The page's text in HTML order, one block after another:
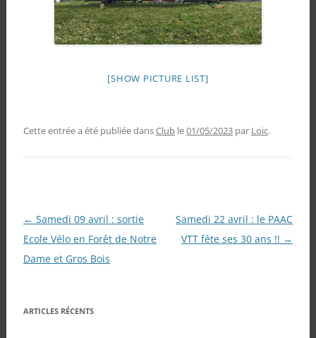
[SHOW PICTURE LIST]
Cette entrée a été publiée dansCluble01/05/2023 par Loic.
Navigation
des
articles
← Samedi 09 avril : sortie
Ecole Vélo en Forêt de Notre
Dame et Gros Bois
Samedi 22 avril : le PAAC
VTT fête ses 30 ans !! →
ARTICLES RÉCENTS